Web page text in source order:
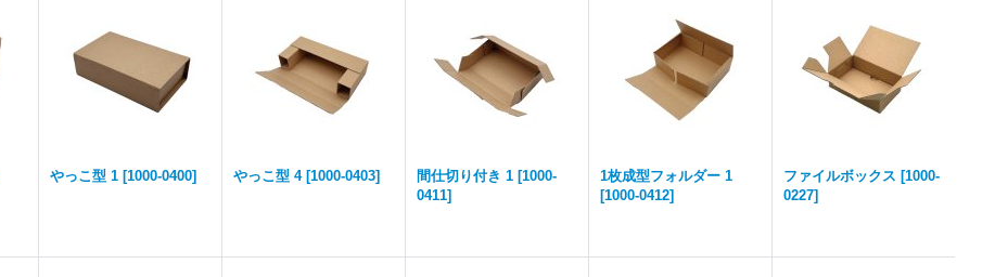
やっこ型 1 [1000-0400] やっこ型 4 [1000-0403] 間仕切り付き 1 [1000-
0411]
1枚成型フォルダー 1
[1000-0412]
ファイルボックス [1000-
0227]